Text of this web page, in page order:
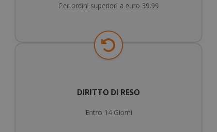
Per ordini superiori a euro 39.99
DIRITTO DI RESO
Entro 14 Giorni
X-Magento-Vary